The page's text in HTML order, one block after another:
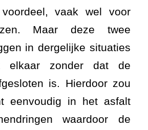
voordeel, vaak wel voor
Maar deze twee
in dergelijke situaties
elkaar zonder dat de
is. Hierdoor zou
eenvoudig in het asfalt
waardoor de